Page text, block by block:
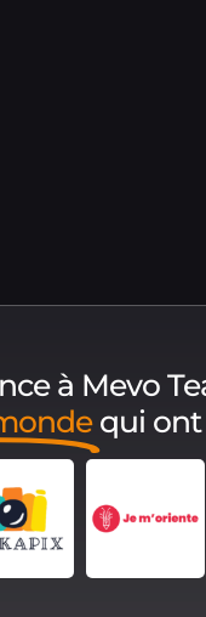
à Mevo
qui